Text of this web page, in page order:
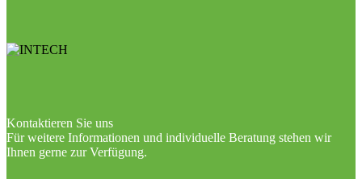
Kontaktieren Sie uns
Für weitere Informationen und individuelle Beratung stehen wir
Ihnen gerne zur Verfügung.